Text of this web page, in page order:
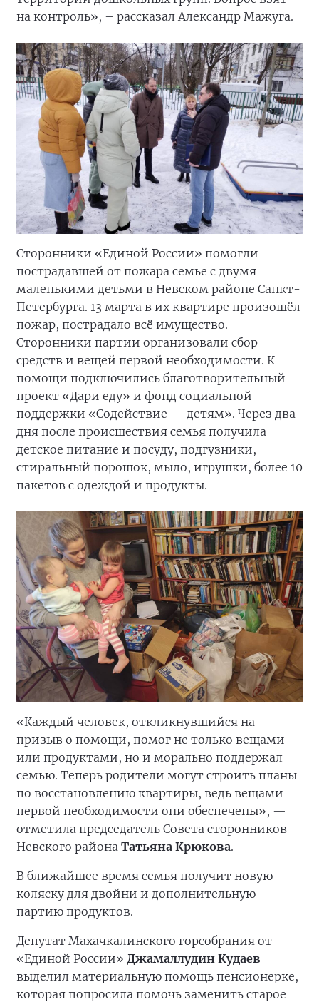
на контроль», – рассказал Александр Мажуга.
Сторонники «Единой России» помогли
пострадавшей от пожара семье с двумя
маленькими детьми в Невском районе Санкт-
Петербурга. 13 марта в их квартире произошёл
пожар, пострадало всё имущество.
Сторонники партии организовали сбор
средств и вещей первой необходимости. К
помощи подключились благотворительный
проект «Дари еду» и фонд социальной
поддержки «Содействие — детям». Через два
дня после происшествия семья получила
детское питание и посуду, подгузники,
стиральный порошок, мыло, игрушки, более 10
пакетов с одеждой и продукты.
«Каждый человек, откликнувшийся на
призыв о помощи, помог не только вещами
или продуктами, но и морально поддержал
семью. Теперь родители могут строить планы
по восстановлению квартиры, ведь вещами
первой необходимости они обеспечены», —
отметила председатель Совета сторонников
Невского района Татьяна Крюкова.
В ближайшее время семья получит новую
коляску для двойни и дополнительную
партию продуктов.
Депутат Махачкалинского горсобрания от
«Единой России» Джамаллудин Кудаев
выделил материальную помощь пенсионерке,
которая попросила помочь заменить старое